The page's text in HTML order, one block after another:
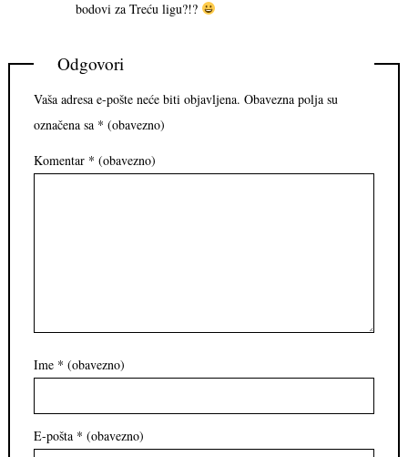
bodovi za Treću ligu?!?
Odgovori
Vaša adresa e-pošte neće biti objavljena. Obavezna polja su
označena sa * (obavezno)
Komentar * (obavezno)
Ime * (obavezno)
E-pošta * (obavezno)